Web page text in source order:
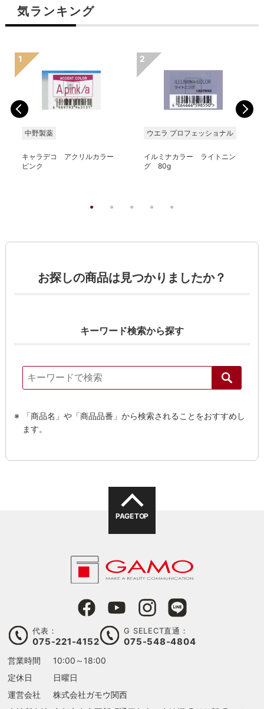
気ランキング
中野製薬
キャラデコ アクリルカラー
ピンク
ウエラ プロフェッショナル
イルミナカラー ライトニン
グ 80g
お探しの商品は見つかりましたか？
キーワード検索から探す
「商品名」や「商品品番」から検索されることをおすすめし
ます。
PAGE TOP
代表：
075-221-4152
G SELECT直通：
075-548-4804
営業時間
10:00～18:00
定休日
日曜日
運営会社
株式会社ガモウ関西